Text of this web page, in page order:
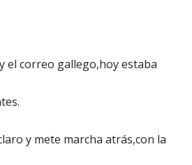
el correo gallego,hoy estaba
y mete marcha atrás,con la